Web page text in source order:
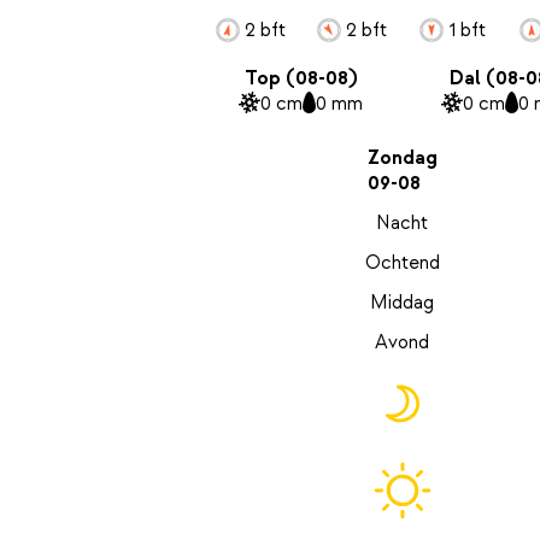
2 bft 2 bft 1 bft
Top (08-08)
0 cm 0 mm
Dal (08-
0 cm 0
Zondag
09-08
Nacht
Ochtend
Middag
Avond